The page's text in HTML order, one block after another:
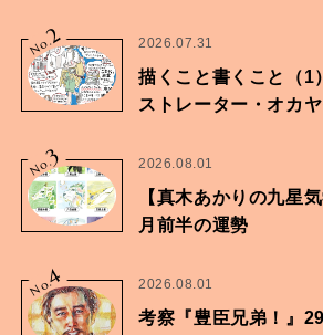
No.2 2026.07.31
描くこと書くこと（1
ストレーター・オカ
No.
3 2026.08.01
【真木あかりの九星
月前半の運勢
No.
4 2026.08.01
考察『豊臣兄弟！』